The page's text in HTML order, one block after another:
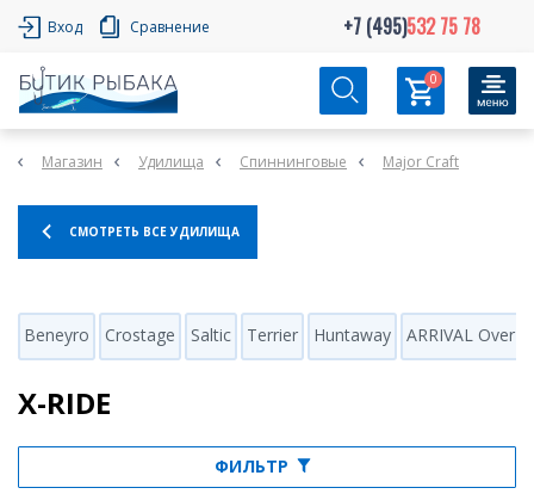
Вход Сравнение +7 (495)532 75 78
0
Магазин Удилища Спиннинговые Major Craft
СМОТРЕТЬ ВСЕ УДИЛИЩА
Beneyro Crostage Saltic Terrier Huntaway ARRIVAL Over
X-RIDE
ФИЛЬТР